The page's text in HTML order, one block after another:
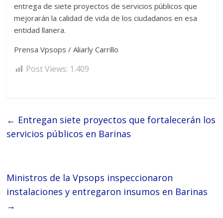
entrega de siete proyectos de servicios públicos que
mejorarán la calidad de vida de los ciudadanos en esa
entidad llanera.
Prensa Vpsops / Aliarly Carrillo
Post Views: 1.409
← Entregan siete proyectos que fortalecerán los
servicios públicos en Barinas
Ministros de la Vpsops inspeccionaron
instalaciones y entregaron insumos en Barinas
→